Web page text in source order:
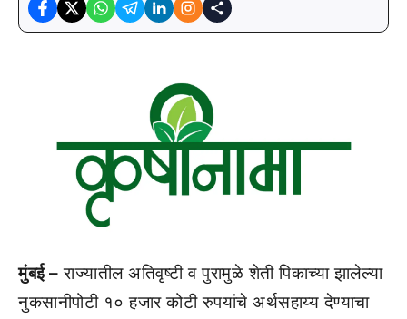
मुंबई – राज्यातील अतिवृष्टी व पुरामुळे शेती पिकाच्या झालेल्या
नुकसानीपोटी १० हजार कोटी रुपयांचे अर्थसहाय्य देण्याचा